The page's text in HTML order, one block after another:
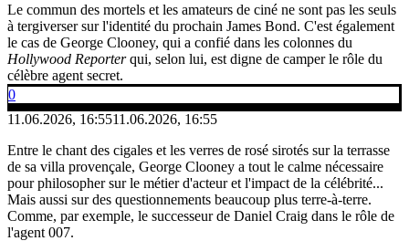
Le commun des mortels et les amateurs de ciné ne sont pas les seuls
à tergiverser sur l'identité du prochain James Bond. C'est également
le cas de George Clooney, qui a confié dans les colonnes du
Hollywood Reporterqui, selon lui, est digne de camper le rôle du
célèbre agent secret.
0
11.06.2026, 16:5511.06.2026, 16:55
Entre le chant des cigales et les verres de rosé sirotés sur la terrasse
de sa villa provençale, George Clooney a tout le calme nécessaire
pour philosopher sur le métier d'acteur et l'impact de la célébrité...
Mais aussi sur des questionnements beaucoup plus terre-à-terre.
Comme, par exemple, le successeur de Daniel Craig dans le rôle de
l'agent 007.